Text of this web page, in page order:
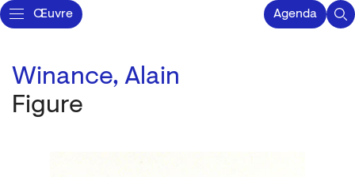
Œuvre Agenda
Winance, Alain
Figure